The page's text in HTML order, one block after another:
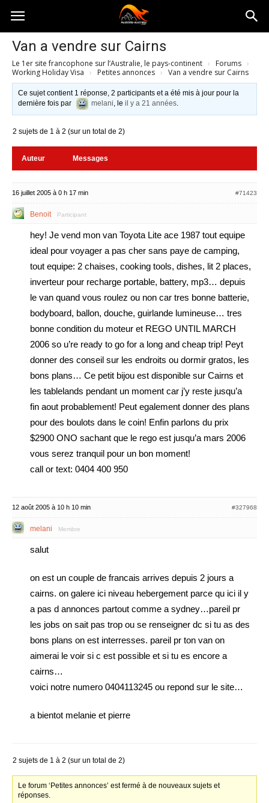
Australia-
australie.com
Van a vendre sur Cairns
Le 1er site francophone sur l’Australie, le pays-continent › Forums ›
Working Holiday Visa › Petites annonces › Van a vendre sur Cairns
Ce sujet contient 1 réponse, 2 participants et a été mis à jour pour la
dernière fois par
melani, leil y a 21 années.
2 sujets de 1 à 2 (sur un total de 2)
Auteur Messages
16 juillet 2005 à 0 h 17 min #71423
Benoit Participant
hey! Je vend mon van Toyota Lite ace 1987 tout equipe
ideal pour voyager a pas cher sans paye de camping,
tout equipe: 2 chaises, cooking tools, dishes, lit 2 places,
inverteur pour recharge portable, battery, mp3… depuis
le van quand vous roulez ou non car tres bonne batterie,
bodyboard, ballon, douche, guirlande lumineuse… tres
bonne condition du moteur et REGO UNTIL MARCH
2006 so u’re ready to go for a long and cheap trip! Peyt
donner des conseil sur les endroits ou dormir gratos, les
bons plans… Ce petit bijou est disponible sur Cairns et
les tablelands pendant un moment car j’y reste jusqu’a
fin aout probablement! Peut egalement donner des plans
pour des boulots dans le coin! Enfin parlons du prix
$2900 ONO sachant que le rego est jusqu’a mars 2006
vous serez tranquil pour un bon moment!
call or text: 0404 400 950
12 août 2005 à 10 h 10 min #327968
melani Membre
salut
on est un couple de francais arrives depuis 2 jours a
cairns. on galere ici niveau hebergement parce qu ici il y
a pas d annonces partout comme a sydney…pareil pr
les jobs on sait pas trop ou se renseigner dc si tu as des
bons plans on est interresses. pareil pr ton van on
aimerai le voir si c est possible et si tu es encore a
cairns…
voici notre numero 0404113245 ou repond sur le site…
a bientot melanie et pierre
2 sujets de 1 à 2 (sur un total de 2)
Le forum ‘Petites annonces’ est fermé à de nouveaux sujets et
réponses.